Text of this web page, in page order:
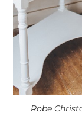
Robe